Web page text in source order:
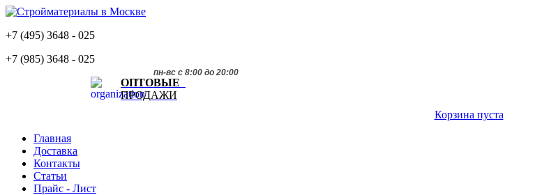
+7 (495) 3648 - 025
+7 (985) 3648 - 025
пн-вс с 8:00 до 20:00
ОПТОВЫЕ
ПРОДАЖИ
Корзина пуста
Главная
Доставка
Контакты
Статьи
Прайс - Лист